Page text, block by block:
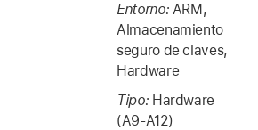
Entorno: ARM,
Almacenamiento
seguro de claves,
Hardware
Tipo: Hardware
(A9-A12)